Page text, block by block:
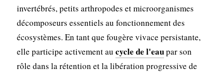
invertébrés, petits arthropodes et microorganismes
décomposeurs essentiels au fonctionnement des
écosystèmes. En tant que fougère vivace persistante,
elle participe activement au cycle de l'eaupar son
rôle dans la rétention et la libération progressive de